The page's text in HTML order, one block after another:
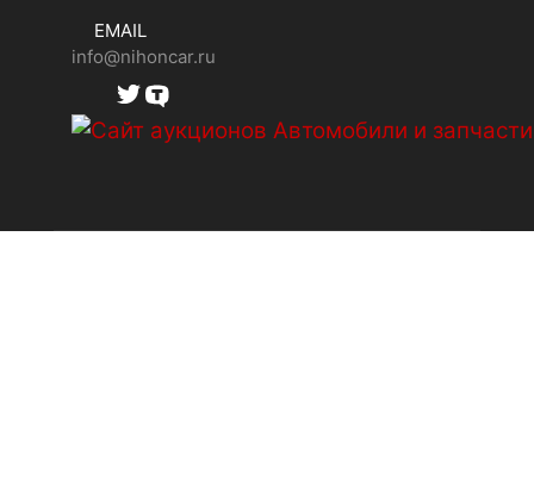
EMAIL
info@nihoncar.ru